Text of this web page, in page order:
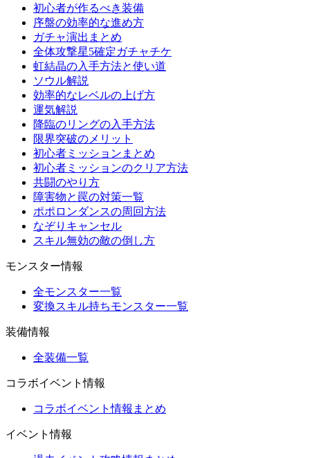
初心者が作るべき装備
序盤の効率的な進め方
ガチャ演出まとめ
全体攻撃星5確定ガチャチケ
虹結晶の入手方法と使い道
ソウル解説
効率的なレベルの上げ方
運気解説
降臨のリングの入手方法
限界突破のメリット
初心者ミッションまとめ
初心者ミッションのクリア方法
共闘のやり方
障害物と罠の対策一覧
ポポロンダンスの周回方法
なぞりキャンセル
スキル無効の敵の倒し方
モンスター情報
全モンスター一覧
変換スキル持ちモンスター一覧
装備情報
全装備一覧
コラボイベント情報
コラボイベント情報まとめ
イベント情報